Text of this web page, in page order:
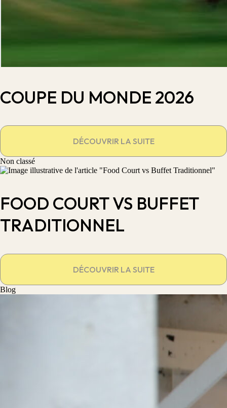
COUPE DU MONDE 2026
DÉCOUVRIR LA SUITE
Non classé
FOOD COURT VS BUFFET
TRADITIONNEL
DÉCOUVRIR LA SUITE
Blog